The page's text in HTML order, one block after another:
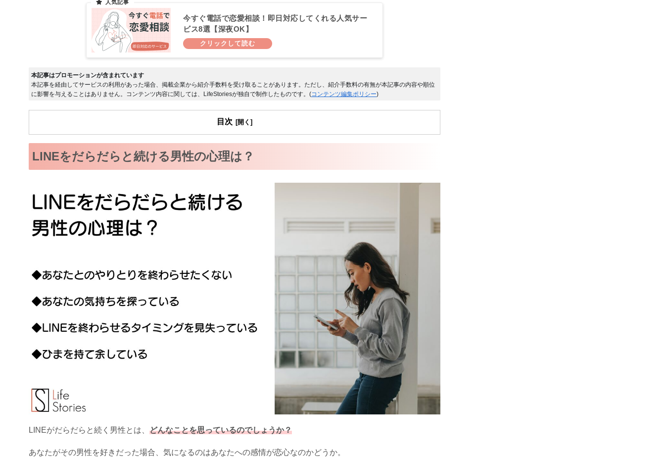
今すぐ電話で恋愛相談！即日対応してくれる人気サー
ビス8選【深夜OK】
本記事はプロモーションが含まれています
本記事を経由してサービスの利用があった場合、掲載企業から紹介手数料を受け取ることがあります。ただし、紹介手数料の有無が本記事の内容や順位
に影響を与えることはありません。コンテンツ内容に関しては、LifeStoriesが独自で制作したものです。(コンテンツ編集ポリシー)
目次
LINEをだらだらと続ける男性の心理は？
LINEがだらだらと続く男性とは、 どんなことを思っているのでしょうか？
あなたがその男性を好きだった場合、気になるのはあなたへの感情が恋心なのかどうか。